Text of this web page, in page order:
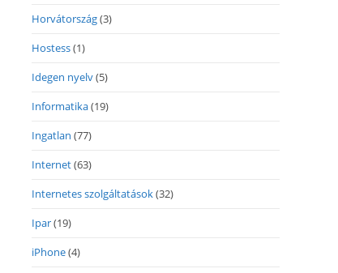
Horvátország(3)
Hostess(1)
Idegen nyelv(5)
Informatika(19)
Ingatlan (77)
Internet(63)
Internetes szolgáltatások(32)
Ipar(19)
iPhone(4)